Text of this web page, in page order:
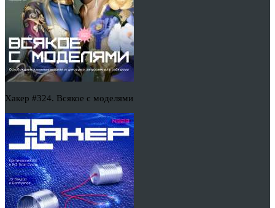
Хакер #324. Всякое с моделями